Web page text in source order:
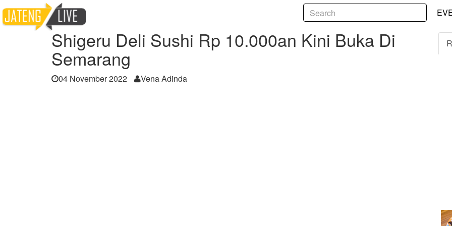
Home Shigeru Deli Sushi Rp 10.000an Kini Buka Di Semarang
Shigeru Deli Sushi Rp 10.000an Kini Buka Di
Semarang
04 November 2022 Vena Adinda